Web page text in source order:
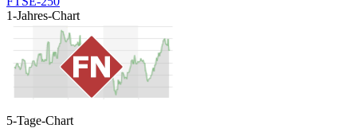
1-Jahres-Chart
5-Tage-Chart